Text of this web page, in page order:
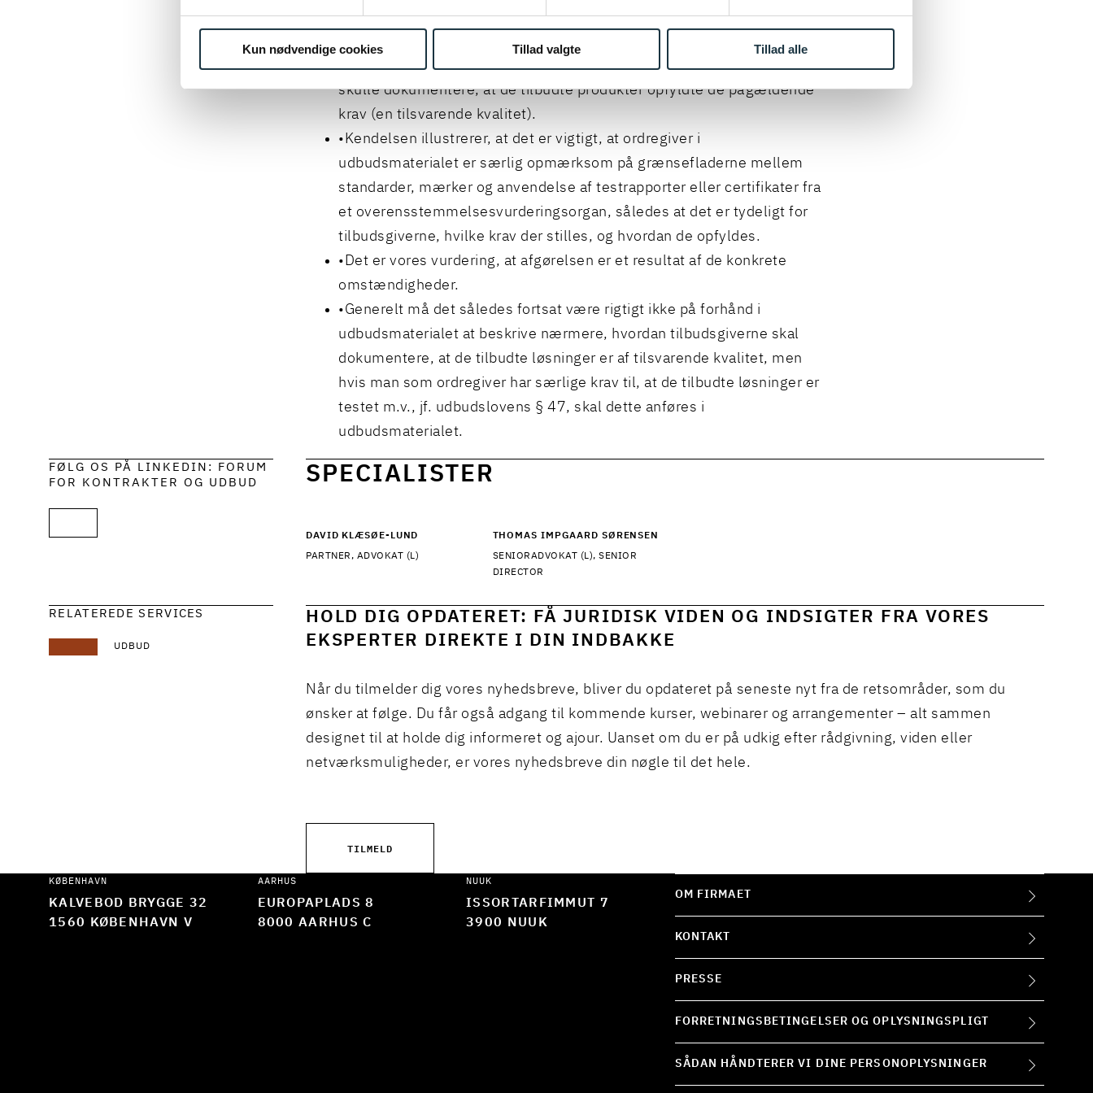
Kun nødvendige cookies Tillad valgte Tillad alle
lægge vægt på, om produkterne havde gennemgået en specifik test til
afprøvning heraf. I den forbindelse fandt klagenævnet også, at det ud
fra udbudsmaterialet havde været uklart for tilbudsgiverne, hvordan de
skulle dokumentere, at de tilbudte produkter opfyldte de pågældende
krav (en tilsvarende kvalitet).
Kendelsen illustrerer, at det er vigtigt, at ordregiver i
udbudsmaterialet er særlig opmærksom på grænsefladerne mellem
standarder, mærker og anvendelse af testrapporter eller certifikater fra
et overensstemmelsesvurderingsorgan, således at det er tydeligt for
tilbudsgiverne, hvilke krav der stilles, og hvordan de opfyldes.
Det er vores vurdering, at afgørelsen er et resultat af de konkrete
omstændigheder.
Generelt må det således fortsat være rigtigt ikke på forhånd i
udbudsmaterialet at beskrive nærmere, hvordan tilbudsgiverne skal
dokumentere, at de tilbudte løsninger er af tilsvarende kvalitet, men
hvis man som ordregiver har særlige krav til, at de tilbudte løsninger er
testet m.v., jf. udbudslovens § 47, skal dette anføres i
udbudsmaterialet.
FØLG OS PÅ LINKEDIN: FORUM
FOR KONTRAKTER OG UDBUD
SPECIALISTER
DAVID KLÆSØE-LUND
PARTNER, ADVOKAT (L)
THOMAS IMPGAARD SØRENSEN
SENIORADVOKAT (L), SENIOR
DIRECTOR
RELATEREDE SERVICES
UDBUD
HOLD DIG OPDATERET: FÅ JURIDISK VIDEN OG INDSIGTER FRA VORES
EKSPERTER DIREKTE I DIN INDBAKKE
Når du tilmelder dig vores nyhedsbreve, bliver du opdateret på seneste nyt fra de retsområder, som du
ønsker at følge. Du får også adgang til kommende kurser, webinarer og arrangementer – alt sammen
designet til at holde dig informeret og ajour. Uanset om du er på udkig efter rådgivning, viden eller
netværksmuligheder, er vores nyhedsbreve din nøgle til det hele.
TILMELD
KØBENHAVN
KALVEBOD BRYGGE 32
1560 KØBENHAVN V
AARHUS
EUROPAPLADS 8
8000 AARHUS C
NUUK
ISSORTARFIMMUT 7
3900 NUUK
OM FIRMAET
KONTAKT
PRESSE
FORRETNINGSBETINGELSER OG OPLYSNINGSPLIGT
SÅDAN HÅNDTERER VI DINE PERSONOPLYSNINGER